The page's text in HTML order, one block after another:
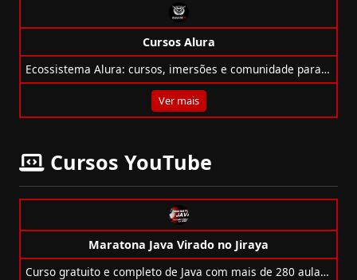
Cursos Alura
Ecossistema Alura: cursos, imersões e comunidade para formar profissionais multidisciplinares em Tech.
Ver mais
Cursos YouTube
Maratona Java Virado no Jiraya
Curso gratuito e completo de Java com mais de 280 aulas, atualizado e ideal para iniciantes e avançados.